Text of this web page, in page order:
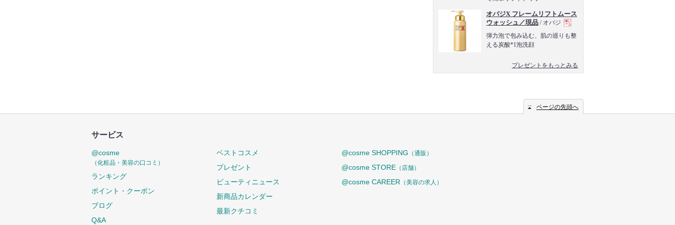
オバジX フレームリフトムース
ウォッシュ／現品 / オバジ
現
弾力泡で包み込む、肌の巡りも整
える炭酸*1泡洗顔
プレゼントをもっとみる
ページの先頭へ
サービス
@cosme
（化粧品・美容の口コミ）
ランキング
ポイント・クーポン
ブログ
Q&A
ベストコスメ
プレゼント
ビューティニュース
新商品カレンダー
最新クチコミ
@cosme SHOPPING （通販）
@cosme STORE （店舗）
@cosme CAREER （美容の求人）